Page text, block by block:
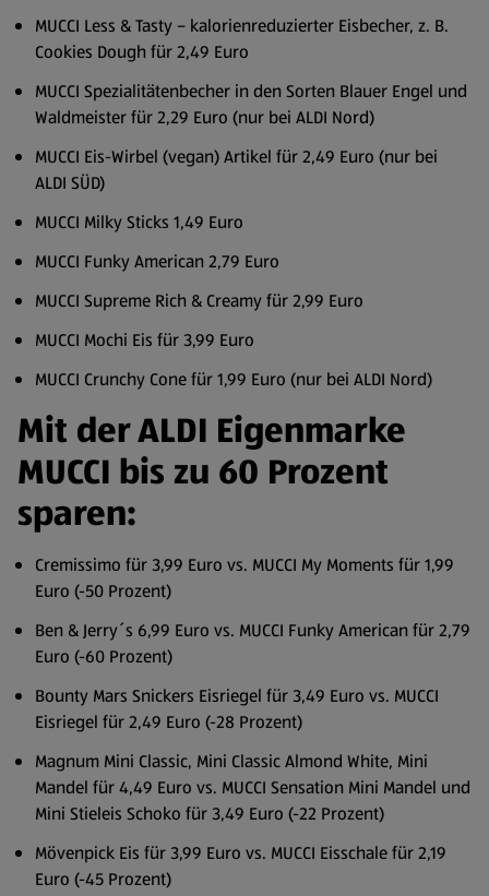
MUCCI Less & Tasty – kalorienreduzierter Eisbecher, z. B.
Cookies Dough für 2,49 Euro
MUCCI Spezialitätenbecher in den Sorten Blauer Engel und
Waldmeister für 2,29 Euro (nur bei ALDI Nord)
MUCCI Eis-Wirbel (vegan) Artikel für 2,49 Euro (nur bei
ALDI SÜD)
MUCCI Milky Sticks 1,49 Euro
MUCCI Funky American 2,79 Euro
MUCCI Supreme Rich & Creamy für 2,99 Euro
MUCCI Mochi Eis für 3,99 Euro
MUCCI Crunchy Cone für 1,99 Euro (nur bei ALDI Nord)
Mit der ALDI Eigenmarke
MUCCI bis zu 60 Prozent
sparen:
Cremissimo für 3,99 Euro vs. MUCCI My Moments für 1,99
Euro (-50 Prozent)
Ben & Jerry´s 6,99 Euro vs. MUCCI Funky American für 2,79
Euro (-60 Prozent)
Bounty Mars Snickers Eisriegel für 3,49 Euro vs. MUCCI
Eisriegel für 2,49 Euro (-28 Prozent)
Magnum Mini Classic, Mini Classic Almond White, Mini
Mandel für 4,49 Euro vs. MUCCI Sensation Mini Mandel und
Mini Stieleis Schoko für 3,49 Euro (-22 Prozent)
Mövenpick Eis für 3,99 Euro vs. MUCCI Eisschale für 2,19
Euro (-45 Prozent)